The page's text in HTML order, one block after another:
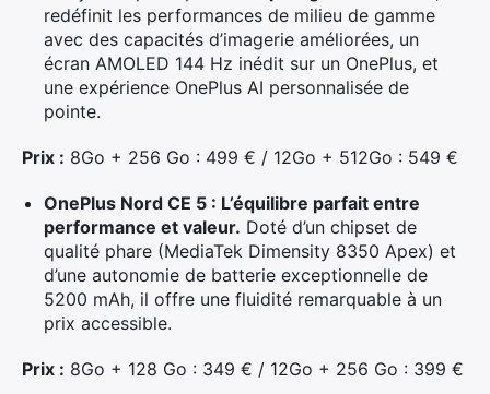
redéfinit les performances de milieu de gamme
avec des capacités d’imagerie améliorées, un
écran AMOLED 144 Hz inédit sur un OnePlus, et
une expérience OnePlus AI personnalisée de
pointe.
Prix : 8Go + 256 Go : 499 € / 12Go + 512Go : 549 €
OnePlus Nord CE 5 : L’équilibre parfait entre
performance et valeur. Doté d’un chipset de
qualité phare (MediaTek Dimensity 8350 Apex) et
d’une autonomie de batterie exceptionnelle de
5200 mAh, il offre une fluidité remarquable à un
prix accessible.
Prix : 8Go + 128 Go : 349 € / 12Go + 256 Go : 399 €